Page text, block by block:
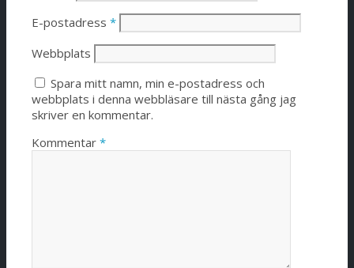
E-postadress*
Webbplats
Spara mitt namn, min e-postadress och
webbplats i denna webbläsare till nästa gång jag
skriver en kommentar.
Kommentar*